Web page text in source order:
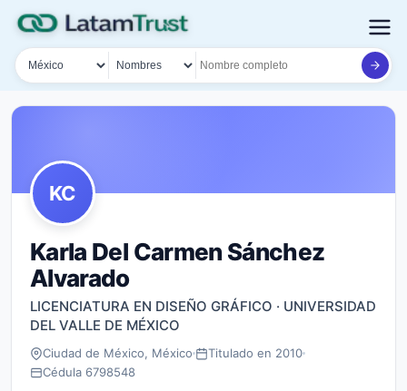
País
Tipo de búsqueda
Nombre o documento
KC
Karla Del Carmen Sánchez
Alvarado
LICENCIATURA EN DISEÑO GRÁFICO · UNIVERSIDAD
DEL VALLE DE MÉXICO
Ciudad de México, México
Titulado en 2010
Cédula 6798548